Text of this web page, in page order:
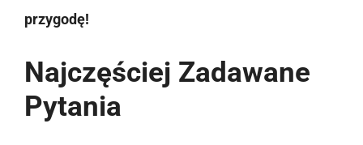
przygodę!
Najczęściej Zadawane
Pytania